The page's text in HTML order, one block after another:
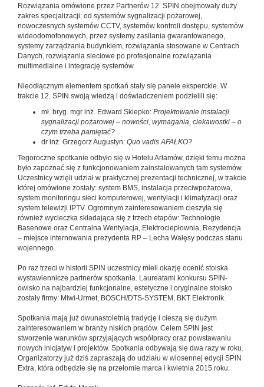
Rozwiązania omówione przez Partnerów 12. SPIN obejmowały duży
zakres specjalizacji: od systemów sygnalizacji pożarowej,
nowoczesnych systemów CCTV, systemów kontroli dostępu, systemów
wideodomofonowych, przez systemy zasilania gwarantowanego,
systemy zarządzania budynkiem, rozwiązania stosowane w Centrach
Danych, rozwiązania sieciowe po profesjonalne rozwiązania
multimedialne i integrację systemów.
Nieodłącznym elementem spotkań stały się panele eksperckie. W
trakcie 12. SPIN swoją wiedzą i doświadczeniem podzielili się:
mł. bryg. mgr inż. Edward Skiepko: Projektowanie instalacji
sygnalizacji pożarowej – nowości, wymagania, ciekawostki – o
czym trzeba pamiętać?
dr inż. Grzegorz Augustyn: Quo vadis AFAŁKO?
Tegoroczne spotkanie odbyło się w Hotelu Arłamów, dzięki temu można
było zapoznać się z funkcjonowaniem zainstalowanych tam systemów.
Uczestnicy wzięli udział w praktycznej prezentacji technicznej, w trakcie
której omówione zostały: system BMS, instalacja przeciwpożarowa,
system monitoringu sieci komputerowej, wentylacji i klimatyzacji oraz
system telewizji IPTV. Ogromnym zainteresowaniem cieszyła się
również wycieczka składająca się z trzech etapów: Technologie
Basenowe oraz Centralna Wentylacja, Elektrociepłownia, Rezydencja
– miejsce internowania prezydenta RP – Lecha Wałęsy podczas stanu
wojennego.
Po raz trzeci w historii SPIN uczestnicy mieli okazję ocenić stoiska
wystawiennicze partnerów spotkania. Laureatami konkursu SPIN-
owisko na najbardziej funkcjonalne, estetyczne i oryginalne stoisko
zostały firmy: Miwi-Urmet, BOSCH/DTS-SYSTEM, BKT Elektronik.
Spotkania mają już dwunastoletnią tradycję i cieszą się dużym
zainteresowaniem w branży niskich prądów. Celem SPIN jest
stworzenie warunków sprzyjających współpracy oraz powstawaniu
nowych inicjatyw i projektów. Spotkania odbywają się dwa razy w roku.
Organizatorzy już dziś zapraszają do udziału w wiosennej edycji SPIN
Extra, która odbędzie się na przełomie marca i kwietnia 2015 roku.